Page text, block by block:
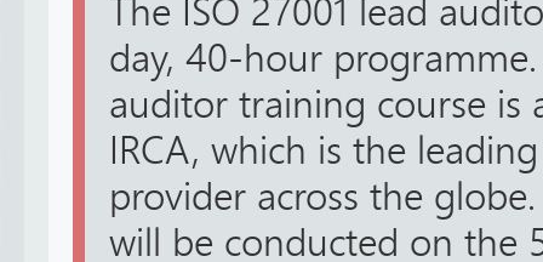
The ISO 27001 lead
day, 40-hour
auditor training course is
IRCA, which is the
provider across the
will be conducted on the